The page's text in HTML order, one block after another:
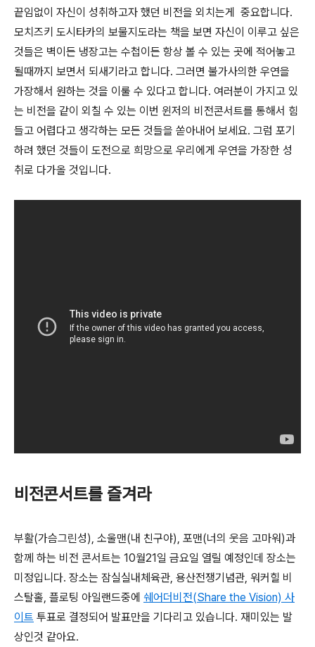
끝임없이 자신이 성취하고자 했던 비전을 외치는게 중요합니다.
모치즈키 도시타카의 보물지도라는 책을 보면 자신이 이루고 싶은
것들은 벽이든 냉장고는 수첩이든 항상 볼 수 있는 곳에 적어놓고
될때까지 보면서 되새기라고 합니다. 그러면 불가사의한 우연을
가장해서 원하는 것을 이룰 수 있다고 합니다. 여러분이 가지고 있
는 비전을 같이 외칠 수 있는 이번 윈저의 비전콘서트를 통해서 힘
들고 어렵다고 생각하는 모든 것들을 쏟아내어 보세요. 그럼 포기
하려 했던 것들이 도전으로 희망으로 우리에게 우연을 가장한 성
취로 다가올 것입니다.
비전콘서트를 즐겨라
부활(가슴그린성), 소울맨(내 친구야), 포맨(너의 웃음 고마워)과
함께 하는 비전 콘서트는 10월21일 금요일 열릴 예정인데 장소는
미정입니다. 장소는 잠실실내체육관, 용산전쟁기념관, 워커힐 비
스탈홀, 플로팅 아일랜드중에 쉐어더비전(Share the Vision) 사
이트 투표로 결정되어 발표만을 기다리고 있습니다. 재미있는 발
상인것 같아요.